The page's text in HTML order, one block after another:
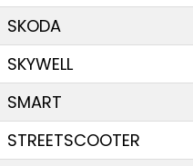
SKODA
SKYWELL
SMART
STREETSCOOTER